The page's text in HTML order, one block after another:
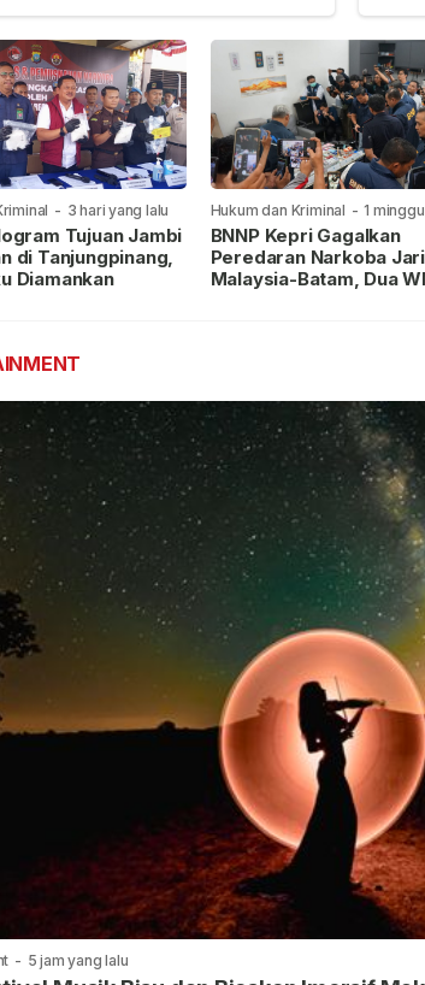
- 3 hari yang lalu
Tujuan Jambi
di Tanjungpinang,
Diamankan
Hukum dan Kriminal - 1
lalu
BNNP Kepri Gagalkan
Peredaran Narkoba
Malaysia-Batam, Dua
- 5 jam yang lalu